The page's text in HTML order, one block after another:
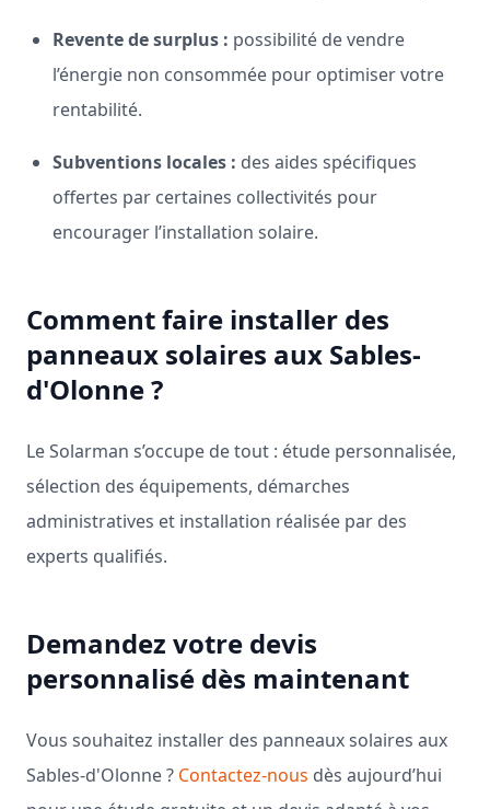
Revente de surplus : possibilité de vendre
l’énergie non consommée pour optimiser votre
rentabilité.
Subventions locales : des aides spécifiques
offertes par certaines collectivités pour
encourager l’installation solaire.
Comment faire installer des
panneaux solaires aux Sables-
d'Olonne ?
Le Solarman s’occupe de tout : étude personnalisée,
sélection des équipements, démarches
administratives et installation réalisée par des
experts qualifiés.
Demandez votre devis
personnalisé dès maintenant
Vous souhaitez installer des panneaux solaires aux
Sables-d'Olonne ? Contactez-nous dès aujourd’hui